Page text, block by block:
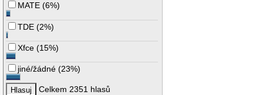
MATE (6%)
TDE (2%)
Xfce (15%)
jiné/žádné (23%)
Celkem 2351 hlasů